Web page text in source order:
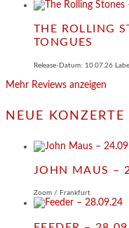
THE ROLLING
TONGUES
Release-Datum: 10.07.26
Mehr Reviews anzeigen
NEUE KONZERTE
JOHN MAUS –
Zoom / Frankfurt